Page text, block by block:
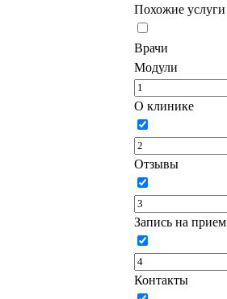
Похожие услуги
Врачи
Модули
О клинике
Отзывы
Запись на прием
Контакты